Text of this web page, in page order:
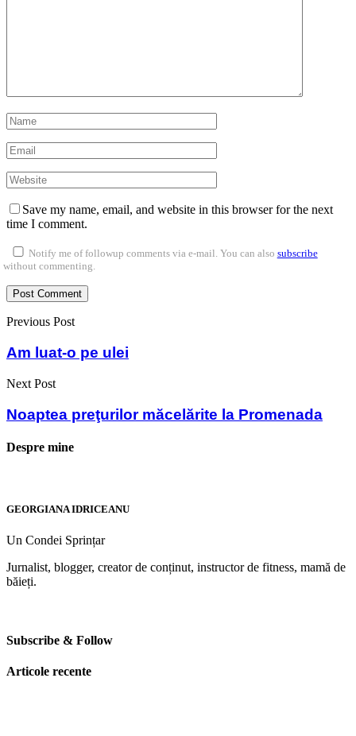
Save my name, email, and website in this browser for the next
time I comment.
Notify me of followup comments via e-mail. You can also subscribe
without commenting.
Previous Post
Am luat-o pe ulei
Next Post
Noaptea preţurilor măcelărite la Promenada
Despre mine
GEORGIANA IDRICEANU
Un Condei Sprințar
Jurnalist, blogger, creator de conținut, instructor de fitness, mamă de
băieți.
Subscribe & Follow
Articole recente